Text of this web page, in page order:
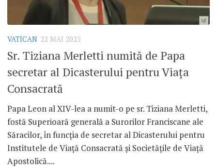
VATICAN 22 MAI 2025
Sr. Tiziana Merletti numită de Papa
secretar al Dicasterului pentru Viața
Consacrată
Papa Leon al XIV-lea a numit-o pe sr. Tiziana Merletti,
fostă Superioară generală a Surorilor Franciscane ale
Săracilor, în funcția de secretar al Dicasterului pentru
Institutele de Viață Consacrată și Societățile de Viață
Apostolică....